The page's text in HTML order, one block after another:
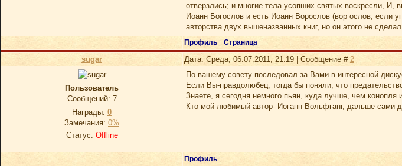
отверзлись; и многие тела усопших святых воскресли,
Иоанн Богослов и есть Иоанн Ворослов (вор ослов, если
авторства двух вышеназванных книг, но он этого не
Профиль Страница
sugar Дата: Среда, 06.07.2011, 21:19 | Сообщение # 2
Пoльзoватель
Сообщений: 7
Награды: 0
Замечания: 0%
Статус: Offline
По вашему совету последовал за Вами в интересной
Если Вы-правдолюбец, тогда бы поняли, что
Знаете, я сегодня немного пьян, куда лучше, чем конопля
Кто мой любимый автор- Иоганн Вольфганг, дальше сами
Профиль